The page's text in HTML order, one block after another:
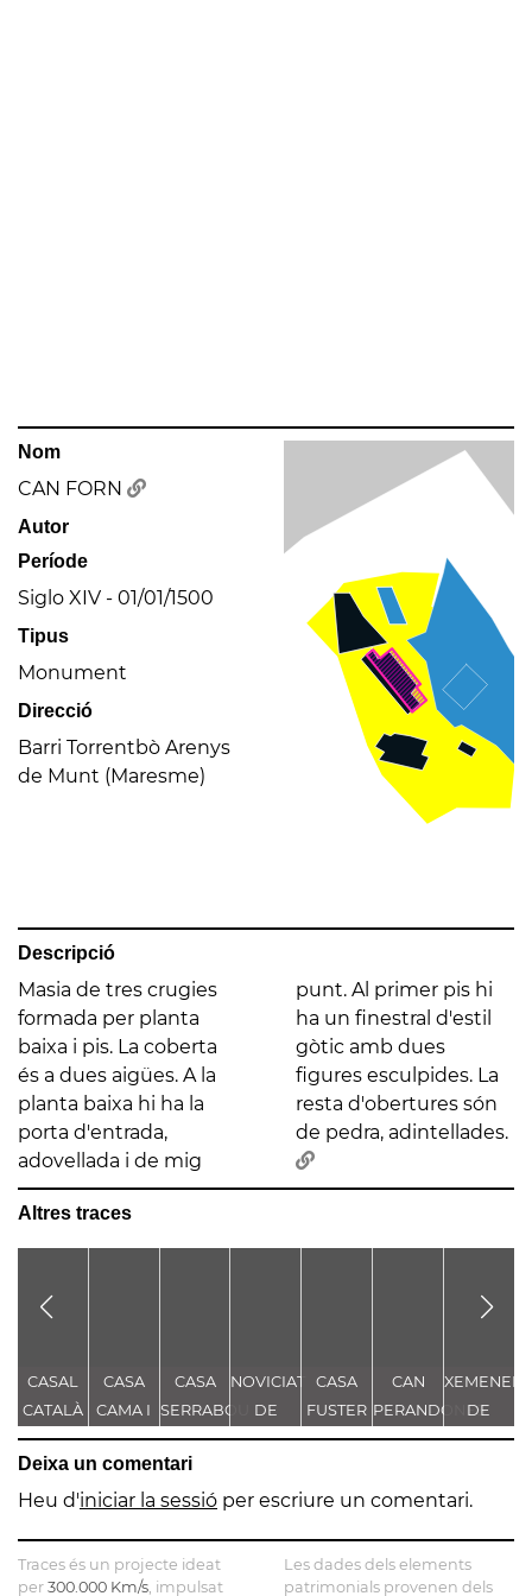
Nom
CAN FORN
Autor
Període
Siglo XIV - 01/01/1500
Tipus
Monument
Direcció
Barri Torrentbò Arenys
de Munt (Maresme)
Descripció
Masia de tres crugies
formada per planta
baixa i pis. La coberta
és a dues aigües. A la
planta baixa hi ha la
porta d'entrada,
adovellada i de mig
punt. Al primer pis hi
ha un finestral d'estil
gòtic amb dues
figures esculpides. La
resta d'obertures són
de pedra, adintellades.
Altres traces
CASAL
CATALÀ
CASA
CAMA I
ESCURRA
CASA
SERRABOU
NOVICIAT
DE
NOSTRA
DE LA
CASA
FUSTER
CAN
PERANDONES
- CASA
FARJAS
XEMENEIA
DE
L'ANTIGA
C.E.L.O.
Deixa un comentari
Heu d'iniciar la sessió per escriure un comentari.
Traces és un projecte ideat
per 300.000 Km/s , impulsat
Les dades dels elements
patrimonials provenen dels